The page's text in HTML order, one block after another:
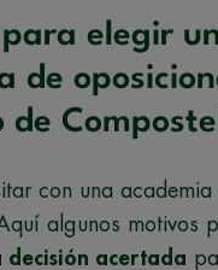
para elegir
de
de
con una
algunos motivos
decisión acertada